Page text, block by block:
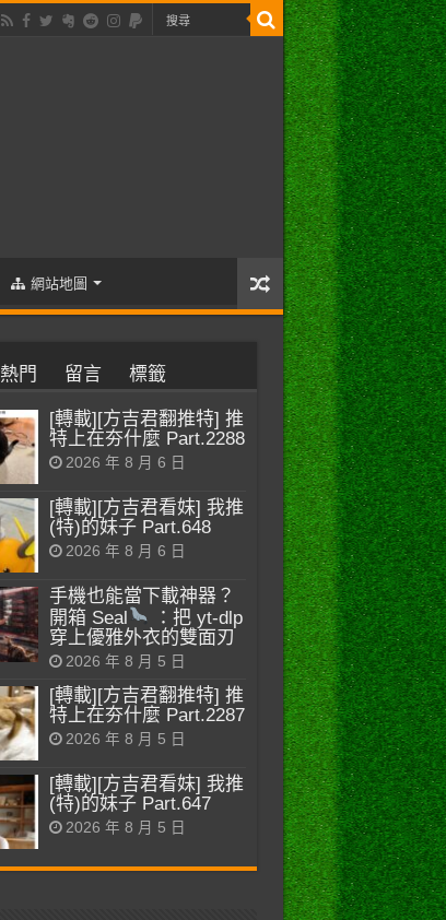
網站地圖
熱門 留言 標籤
[轉載][方吉君翻推特] 推
特上在夯什麼 Part.2288
2026 年 8 月 6 日
[轉載][方吉君看妹] 我推
(特)的妹子 Part.648
2026 年 8 月 6 日
手機也能當下載神器？
開箱 Seal
：把 yt-dlp
穿上優雅外衣的雙面刃
2026 年 8 月 5 日
[轉載][方吉君翻推特] 推
特上在夯什麼 Part.2287
2026 年 8 月 5 日
[轉載][方吉君看妹] 我推
(特)的妹子 Part.647
2026 年 8 月 5 日